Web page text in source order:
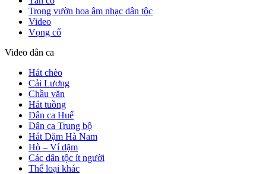
Trong vườn hoa âm nhạc dân tộc
Video
Vọng cổ
Video dân ca
Hát chèo
Cải Lương
Chầu văn
Hát tuồng
Dân ca Huế
Dân ca Trung bộ
Hát Dặm Hà Nam
Hò – Ví dặm
Các dân tộc ít người
Thể loại khác